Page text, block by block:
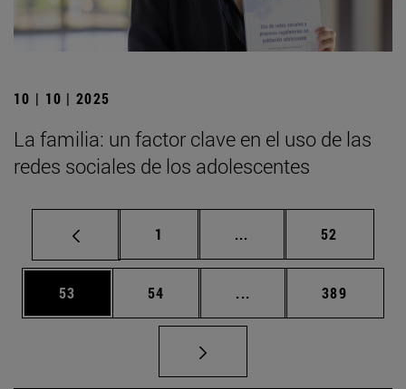
10 | 10 | 2025
La familia: un factor clave en el uso de las
redes sociales de los adolescentes
Página
1 ... Páginas intermedias
Página
52
Página
53 Página
54 ... Páginas intermedias
Página
389